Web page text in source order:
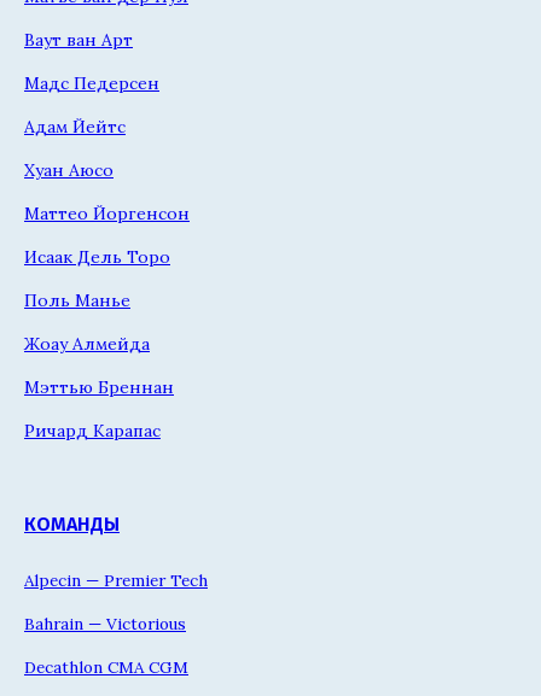
Ваут ван Арт
Мадс Педерсен
Адам Йейтс
Хуан Аюсо
Маттео Йоргенсон
Исаак Дель Торо
Поль Манье
Жоау Алмейда
Мэттью Бреннан
Ричард Карапас
КОМАНДЫ
Alpecin — Premier Tech
Bahrain — Victorious
Decathlon CMA CGM